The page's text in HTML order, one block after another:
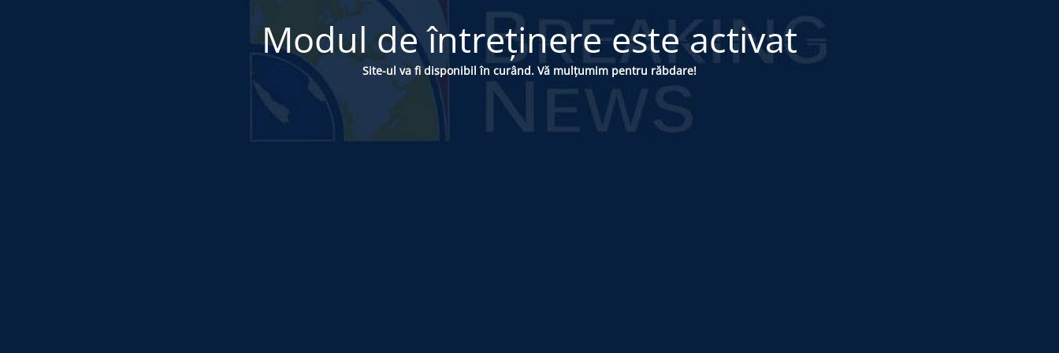
Modul de întreținere este activat
Site-ul va fi disponibil în curând. Vă mulțumim pentru răbdare!